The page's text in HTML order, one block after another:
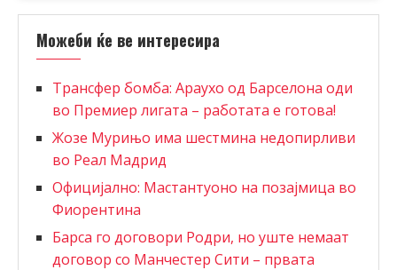
Можеби ќе ве интересира
Трансфер бомба: Араухо од Барселона оди
во Премиер лигата – работата е готова!
Жозе Мурињо има шестмина недопирливи
во Реал Мадрид
Официјално: Мастантуоно на позајмица во
Фиорентина
Барса го договори Родри, но уште немаат
договор со Манчестер Сити – првата